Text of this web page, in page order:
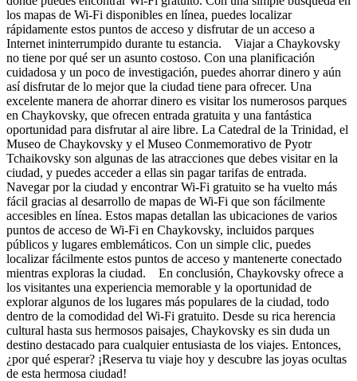
los mapas de Wi-Fi disponibles en línea, puedes localizar
rápidamente estos puntos de acceso y disfrutar de un acceso a
Internet ininterrumpido durante tu estancia. Viajar a Chaykovsky
no tiene por qué ser un asunto costoso. Con una planificación
cuidadosa y un poco de investigación, puedes ahorrar dinero y aún
así disfrutar de lo mejor que la ciudad tiene para ofrecer. Una
excelente manera de ahorrar dinero es visitar los numerosos parques
en Chaykovsky, que ofrecen entrada gratuita y una fantástica
oportunidad para disfrutar al aire libre. La Catedral de la Trinidad, el
Museo de Chaykovsky y el Museo Conmemorativo de Pyotr
Tchaikovsky son algunas de las atracciones que debes visitar en la
ciudad, y puedes acceder a ellas sin pagar tarifas de entrada.
Navegar por la ciudad y encontrar Wi-Fi gratuito se ha vuelto más
fácil gracias al desarrollo de mapas de Wi-Fi que son fácilmente
accesibles en línea. Estos mapas detallan las ubicaciones de varios
puntos de acceso de Wi-Fi en Chaykovsky, incluidos parques
públicos y lugares emblemáticos. Con un simple clic, puedes
localizar fácilmente estos puntos de acceso y mantenerte conectado
mientras exploras la ciudad. En conclusión, Chaykovsky ofrece a
los visitantes una experiencia memorable y la oportunidad de
explorar algunos de los lugares más populares de la ciudad, todo
dentro de la comodidad del Wi-Fi gratuito. Desde su rica herencia
cultural hasta sus hermosos paisajes, Chaykovsky es sin duda un
destino destacado para cualquier entusiasta de los viajes. Entonces,
¿por qué esperar? ¡Reserva tu viaje hoy y descubre las joyas ocultas
de esta hermosa ciudad!